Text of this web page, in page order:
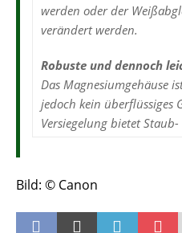
werden oder der
verändert werden.
Robuste und dennoch
Das Magnesiumgehäuse
jedoch kein überflüssiges
Versiegelung bietet
Bild: © Canon